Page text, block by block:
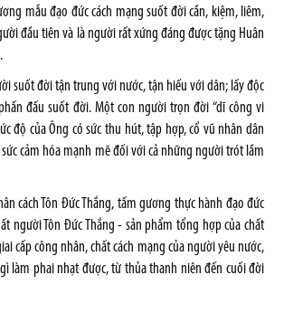
mẫu đạo đức cách mạng suốt đời cần, kiệm, liêm,
đầu tiên và là người rất xứng đáng được tặng Huân
.
suốt đời tận trung với nước, tận hiếu với dân; lấy độc
đấu suốt đời. Một con người trọn đời “dĩ công vi
độ của Ông có sức thu hút, tập hợp, cổ vũ nhân dân
cảm hóa mạnh mẽ đối với cả những người trót lầm
cách Tôn Đức Thắng, tấm gương thực hành đạo đức
người Tôn Đức Thắng - sản phẩm tổng hợp của chất
cấp công nhân, chất cách mạng của người yêu nước,
làm phai nhạt được, từ thủa thanh niên đến cuối đời